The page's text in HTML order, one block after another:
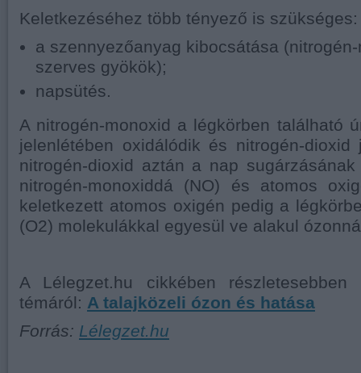
Keletkezéséhez több tényező is szükséges:
a szennyezőanyag kibocsátása
szerves gyökök);
napsütés.
A nitrogén-monoxid a légkörben található
jelenlétében oxidálódik és nitrogén-
nitrogén-dioxid aztán a nap
nitrogén-monoxiddá (NO) és atomos
keletkezett atomos oxigén pedig a
(O2) molekulákkal egyesül ve alakul
A Lélegzet.hu cikkében
témáról: A talajközeli ózon és hatása
Forrás: Lélegzet.hu